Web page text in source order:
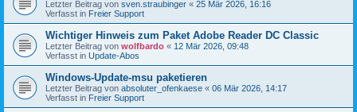
Letzter Beitrag von sven.straubinger « 25 Mär 2026, 16:16
Verfasst in Freier Support
Wichtiger Hinweis zum Paket Adobe Reader DC Classic
Letzter Beitrag von wolfbardo « 12 Mär 2026, 09:48
Verfasst in Update-Abos
Windows-Update-msu paketieren
Letzter Beitrag von absoluter_ofenkaese « 06 Mär 2026, 14:17
Verfasst in Freier Support